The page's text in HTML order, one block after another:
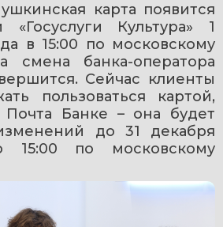
карта появится
Культура» 1
в 15:00 по московскому
смена банка-оператора
Сейчас клиенты
пользоваться картой,
Банке – она будет
до 31 декабря
15:00 по московскому